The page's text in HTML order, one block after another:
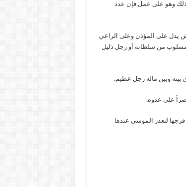
ذلك وهو على عمل فإن عدد
يدل على المؤذن وعلى الراعي
من سلطانه أو رجل ذليل
بينه وبين ماله رجل عظيم.
على عدوه.
لتعذر الموسى عندها